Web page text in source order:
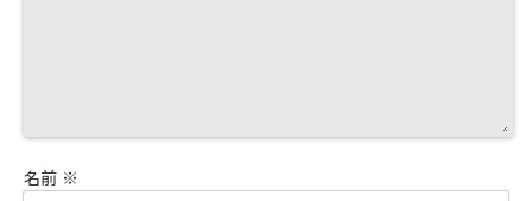
名前 ※